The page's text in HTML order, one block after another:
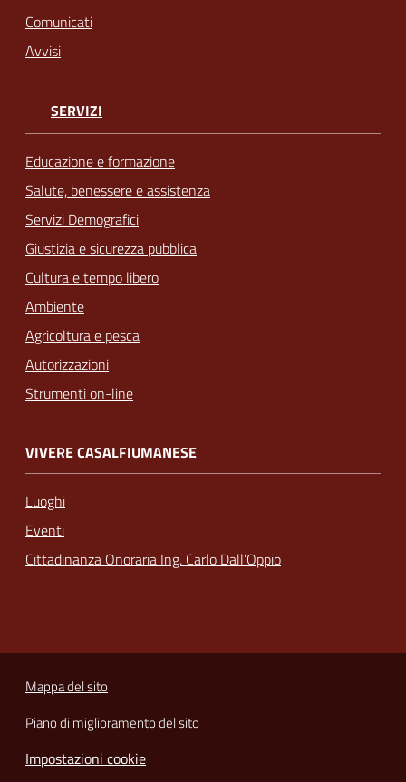
Comunicati
Avvisi
SERVIZI
Educazione e formazione
Salute, benessere e assistenza
Servizi Demografici
Giustizia e sicurezza pubblica
Cultura e tempo libero
Ambiente
Agricoltura e pesca
Autorizzazioni
Strumenti on-line
VIVERE CASALFIUMANESE
Luoghi
Eventi
Cittadinanza Onoraria Ing. Carlo Dall’Oppio
Mappa del sito
Piano di miglioramento del sito
Impostazioni cookie